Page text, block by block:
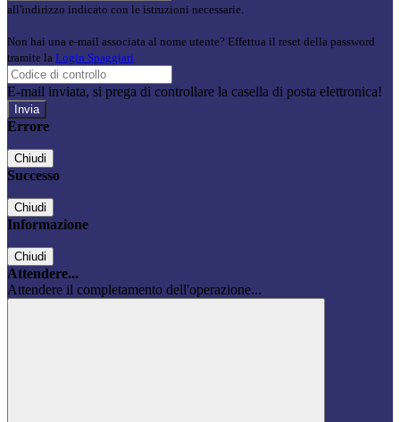
all'indirizzo indicato con le istruzioni necessarie.
Non hai una e-mail associata al nome utente? Effettua il reset della password
tramite la Login Spaggiari
E-mail inviata, si prega di controllare la casella di posta elettronica!
Errore
Chiudi
Successo
Chiudi
Informazione
Chiudi
Attendere...
Attendere il completamento dell'operazione...